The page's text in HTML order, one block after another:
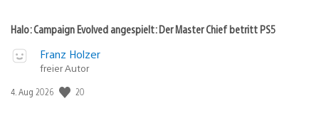
Halo: Campaign Evolved angespielt: Der Master Chief betritt PS5
Franz Holzer
freier Autor
Veröffentlichungsdatum:
4. Aug 2026 20